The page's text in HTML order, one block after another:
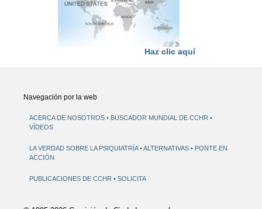
Haz clic aquí
Navegación por la web
ACERCA DE NOSOTROS
BUSCADOR MUNDIAL DE CCHR
VÍDEOS
LA VERDAD SOBRE LA PSIQUIATRÍA ALTERNATIVAS
PONTE EN
ACCIÓN
PUBLICACIONES DE CCHR SOLICITA